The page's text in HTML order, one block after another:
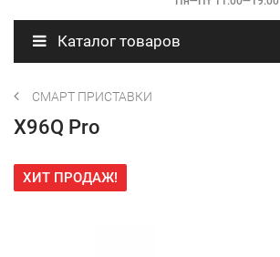
Каталог товаров
СМАРТ ПРИСТАВКИ
X96Q Pro
ХИТ ПРОДАЖ!